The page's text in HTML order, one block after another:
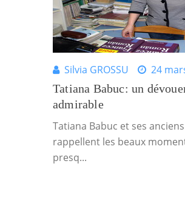
Silvia GROSSU
24
Tatiana Babuc: un
admirable
Tatiana Babuc et ses
rappellent les beaux
presq...